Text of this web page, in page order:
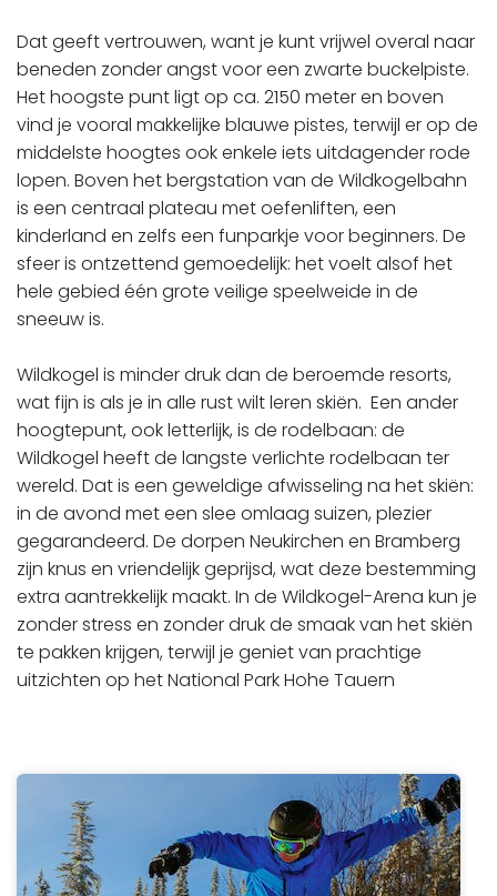
Dat geeft vertrouwen, want je kunt vrijwel overal naar
beneden zonder angst voor een zwarte buckelpiste.
Het hoogste punt ligt op ca. 2150 meter en boven
vind je vooral makkelijke blauwe pistes, terwijl er op de
middelste hoogtes ook enkele iets uitdagender rode
lopen. Boven het bergstation van de Wildkogelbahn
is een centraal plateau met oefenliften, een
kinderland en zelfs een funparkje voor beginners. De
sfeer is ontzettend gemoedelijk: het voelt alsof het
hele gebied één grote veilige speelweide in de
sneeuw is.
​​​​​​​Wildkogel is minder druk dan de beroemde resorts,
wat fijn is als je in alle rust wilt leren skiën. Een ander
hoogtepunt, ook letterlijk, is de rodelbaan: de
Wildkogel heeft de langste verlichte rodelbaan ter
wereld. Dat is een geweldige afwisseling na het skiën:
in de avond met een slee omlaag suizen, plezier
gegarandeerd. De dorpen Neukirchen en Bramberg
zijn knus en vriendelijk geprijsd, wat deze bestemming
extra aantrekkelijk maakt. In de Wildkogel-Arena kun je
zonder stress en zonder druk de smaak van het skiën
te pakken krijgen, terwijl je geniet van prachtige
uitzichten op het National Park Hohe Tauern